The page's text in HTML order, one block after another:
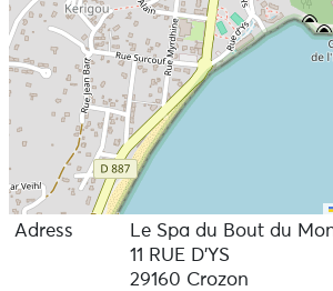
Adress
Le Spa du Bout du
11 RUE D'YS
29160 Crozon